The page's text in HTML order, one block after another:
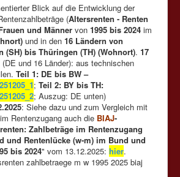
Blick auf die Entwicklung der
(Altersrenten - Renten
und Männer von 1995 bis 2024 im
und in den 16 Ländern von
(SH) bis Thüringen (TH) (Wohnort). 17
(DE und 16 Länder): aus technischen
Teil 1: DE bis BW –
; Teil 2: BY bis TH:
; Auszug: DE unten)
: Siehe dazu und zum Vergleich mit
Rentenzugang auch die BIAJ-
Zahlbeträge im Rentenzugang
und Rentenlücke (w-m) im Bund und
bis 2024" vom 13.12.2025: hier.